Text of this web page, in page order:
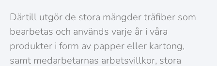
Därtill utgör de stora mängder träfiber som
bearbetas och används varje år i våra
produkter i form av papper eller kartong,
samt medarbetarnas arbetsvillkor, stora